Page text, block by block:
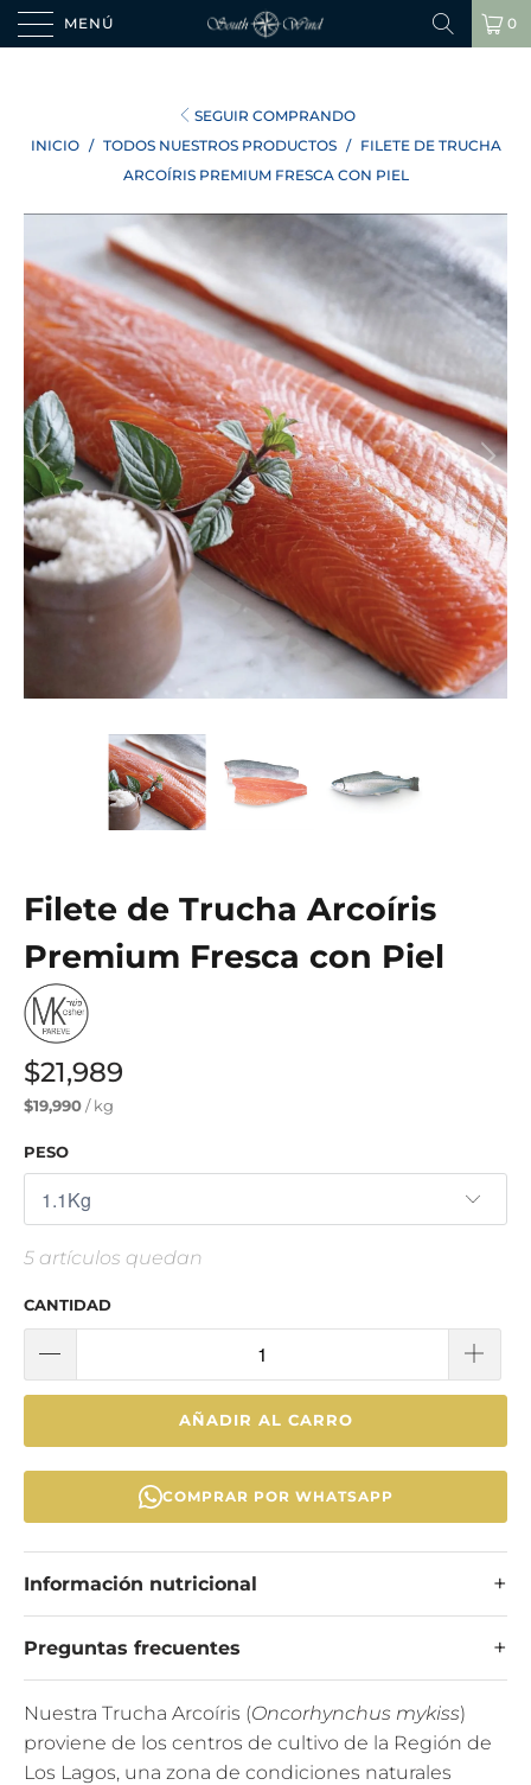
MENÚ 0
SEGUIR COMPRANDO
INICIO / TODOS NUESTROS PRODUCTOS /
FILETE DE TRUCHA
ARCOÍRIS PREMIUM FRESCA CON PIEL
Filete de Trucha Arcoíris
Premium Fresca con Piel
$21,989
$19,990/ kg
PESO
5 artículos quedan
CANTIDAD
AÑADIR AL CARRO
COMPRAR POR WHATSAPP
Información nutricional
Preguntas frecuentes
Nuestra Trucha Arcoíris (Oncorhynchus mykiss)
proviene de los centros de cultivo de la Región de
Los Lagos, una zona de condiciones naturales